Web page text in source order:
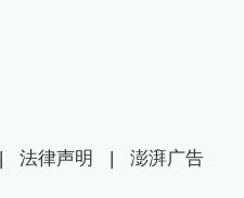
法律声明 | 澎湃广告